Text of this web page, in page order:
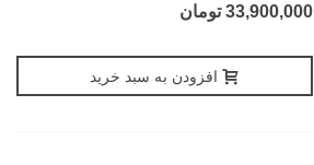
33,900,000 تومان
افزودن به سبد خرید